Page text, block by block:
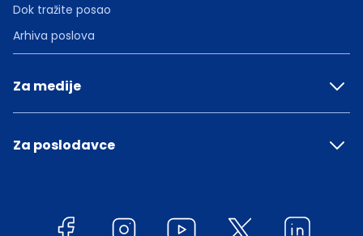
Dok tražite posao
Arhiva poslova
Za medije
Za poslodavce